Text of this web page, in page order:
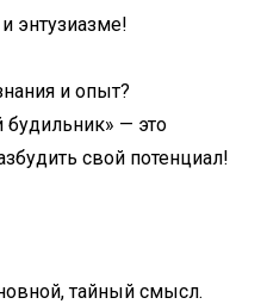
энтузиазме!
и опыт?
— это
свой потенциал!
тайный смысл.